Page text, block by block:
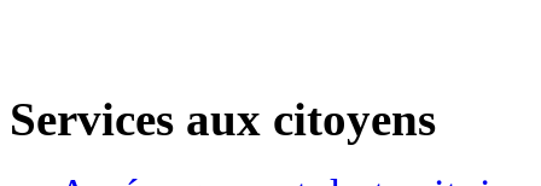
Services aux citoyens